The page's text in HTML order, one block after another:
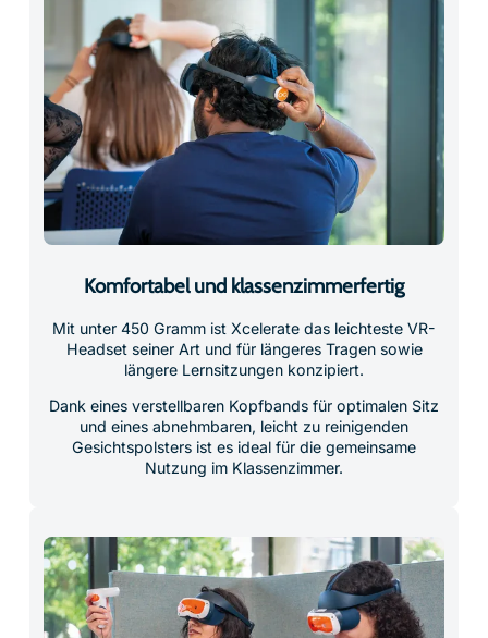
Komfortabel und klassenzimmerfertig
Mit unter 450 Gramm ist Xcelerate das leichteste VR-
Headset seiner Art und für längeres Tragen sowie
längere Lernsitzungen konzipiert.
Dank eines verstellbaren Kopfbands für optimalen Sitz
und eines abnehmbaren, leicht zu reinigenden
Gesichtspolsters ist es ideal für die gemeinsame
Nutzung im Klassenzimmer.